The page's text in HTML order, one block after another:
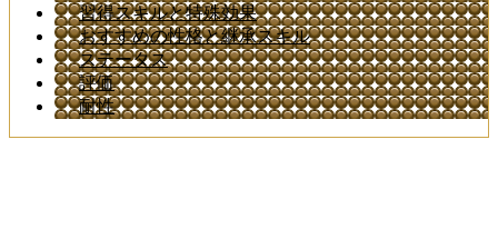
習得スキルと特殊効果
おすすめの性格と継承スキル
ステータス
評価
耐性